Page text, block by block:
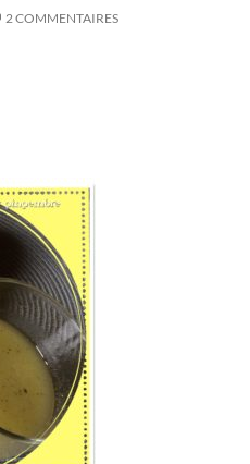
2 COMMENTAIRES